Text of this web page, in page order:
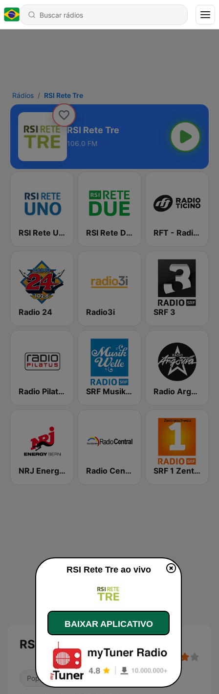
Rádios RSI Rete Tre
RSI Rete Tre
106.0 FM
RSI Rete Uno RSI Rete Due RFT - Radio Ticino
Radio 24 Radio3i SRF 3
Radio Pilatus SRF Musikwelle Radio Argovia
NRJ Energy Bern Radio Central SRF 1 Zentralschweiz
RSI Rete Tre
Pop / Top 40
RSI Rete Tre ao vivo
BAIXAR APLICATIVO